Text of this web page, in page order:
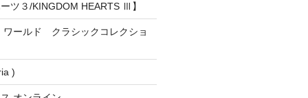
ツ３/KINGDOM HEARTS Ⅲ】
ワールド クラシックコレクショ
)